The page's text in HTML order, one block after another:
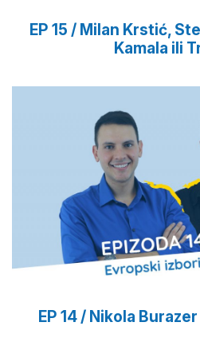
EP 15 / Milan Krstić,
Kamala ili
EP 14 / Nikola